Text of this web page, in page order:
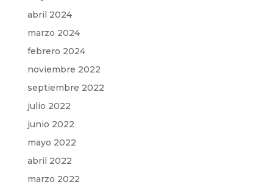
abril 2024
marzo 2024
febrero 2024
noviembre 2022
septiembre 2022
julio 2022
junio 2022
mayo 2022
abril 2022
marzo 2022